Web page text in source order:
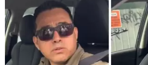
Piden intervención de Sucamec